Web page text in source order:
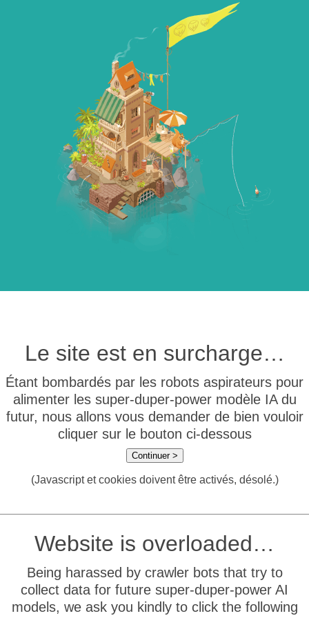
Le site est en surcharge…
Étant bombardés par les robots aspirateurs pour
alimenter les super-duper-power modèle IA du
futur, nous allons vous demander de bien vouloir
cliquer sur le bouton ci-dessous
Continuer >
(Javascript et cookies doivent être activés, désolé.)
Website is overloaded…
Being harassed by crawler bots that try to
collect data for future super-duper-power AI
models, we ask you kindly to click the following